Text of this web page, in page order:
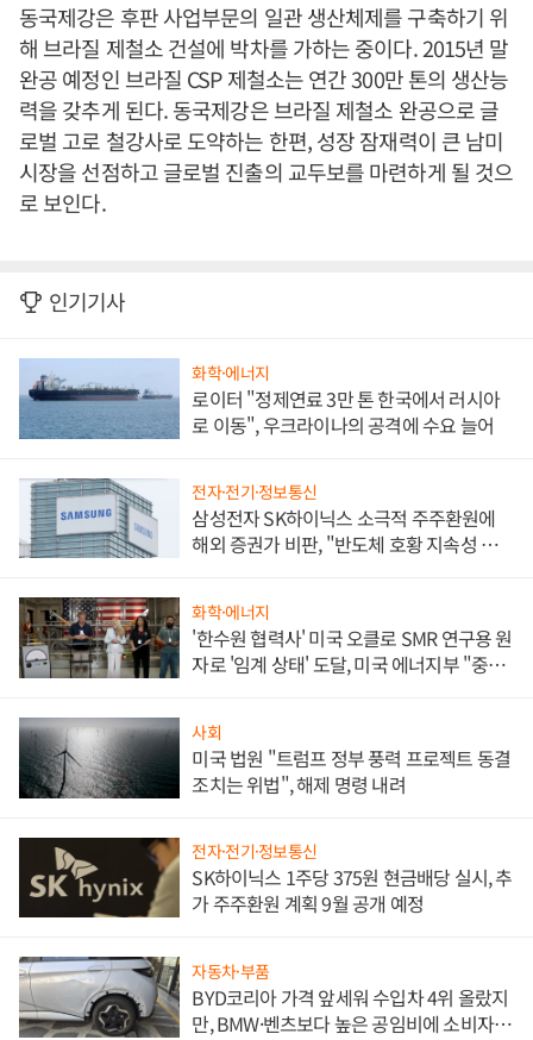
동국제강은 후판 사업부문의 일관 생산체제를 구축하기 위
해 브라질 제철소 건설에 박차를 가하는 중이다. 2015년 말
완공 예정인 브라질 CSP 제철소는 연간 300만 톤의 생산능
력을 갖추게 된다. 동국제강은 브라질 제철소 완공으로 글
로벌 고로 철강사로 도약하는 한편, 성장 잠재력이 큰 남미
시장을 선점하고 글로벌 진출의 교두보를 마련하게 될 것으
로 보인다.
인기기사
화학·에너지
로이터 "정제연료 3만 톤 한국에서 러시아
로 이동", 우크라이나의 공격에 수요 늘어
전자·전기·정보통신
삼성전자 SK하이닉스 소극적 주주환원에
해외 증권가 비판, "반도체 호황 지속성 의
화학·에너지
'한수원 협력사' 미국 오클로 SMR 연구용 원
자로 '임계 상태' 도달, 미국 에너지부 "중요
사회
미국 법원 "트럼프 정부 풍력 프로젝트 동결
조치는 위법", 해제 명령 내려
전자·전기·정보통신
SK하이닉스 1주당 375원 현금배당 실시, 추
가 주주환원 계획 9월 공개 예정
자동차·부품
BYD코리아 가격 앞세워 수입차 4위 올랐지
만, BMW·벤츠보다 높은 공임비에 소비자